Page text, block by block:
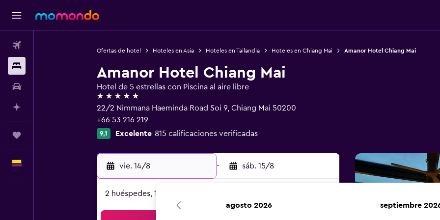
Ofertas de hotel Hoteles en Asia Hoteles en Tailandia Hoteles en Chiang Mai Amanor Hotel Chiang Mai
Amanor Hotel Chiang Mai
Hotel de 5 estrellas con Piscina al aire libre
5 estrellas
22/2 Nimmana Haeminda Road Soi 9, Chiang Mai 50200
+66 53 216 219
9,1 Excelente 815 calificaciones verificadas
vie. 14/8 - sáb. 15/8
2 huéspedes, 1 habitación
agosto 2026 septiembre